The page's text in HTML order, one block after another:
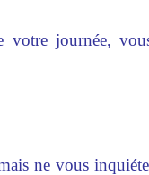
journée,
ne vous